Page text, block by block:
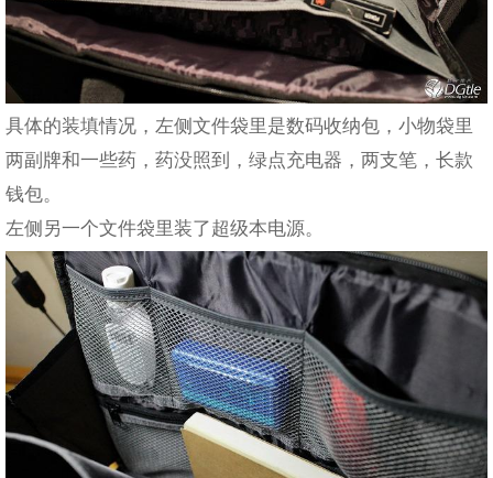
具体的装填情况，左侧文件袋里是数码收纳包，小物袋里
两副牌和一些药，药没照到，绿点充电器，两支笔，长款
钱包。
左侧另一个文件袋里装了超级本电源。